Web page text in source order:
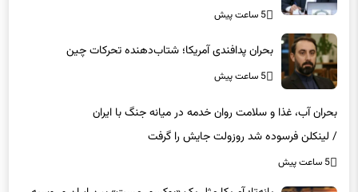
5 ساعت پیش
بحران پدافندی آمریکا؛ شتاب‌دهنده تحرکات چین
5 ساعت پیش
بحران آب، غذا و سلامت روان خدمه در میانه جنگ با ایران
/ لینکلن فرسوده شد روزولت جایش را گرفت
5 ساعت پیش